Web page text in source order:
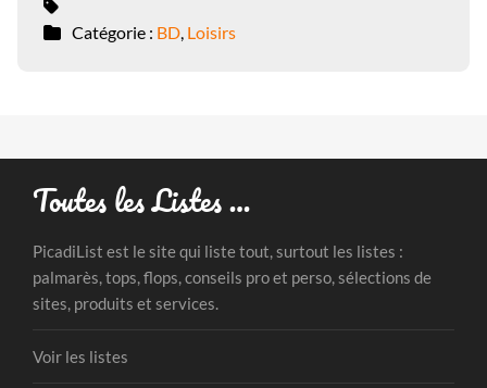
Catégorie : BD, Loisirs
Toutes les Listes …
PicadiList est le site qui liste tout, surtout les listes :
palmarès, tops, flops, conseils pro et perso, sélections de
sites, produits et services.
Voir les listes